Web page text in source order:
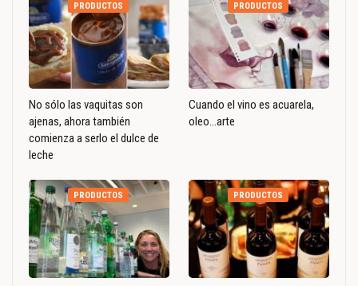
PRODUCTOS
No sólo las vaquitas son
ajenas, ahora también
comienza a serlo el dulce de
leche
PRODUCTOS
Cuando el vino es acuarela,
oleo…arte
PRODUCTOS PRODUCTOS